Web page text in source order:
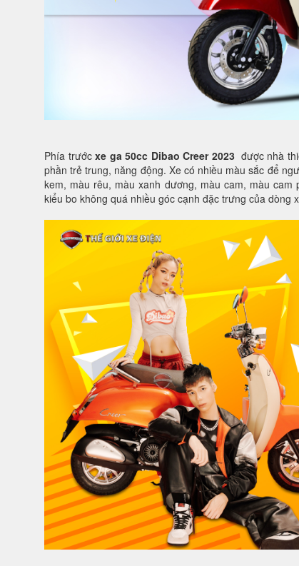
Phía trướcxe ga 50cc Dibao Creer 2023được nhà
phần trẻ trung, năng động. Xe có nhiều màu sắc để
kem, màu rêu, màu xanh dương, màu cam, màu
kiểu bo không quá nhiều góc cạnh đặc trưng của dòng